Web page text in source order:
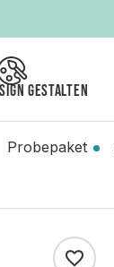
gestalten
Probepaket